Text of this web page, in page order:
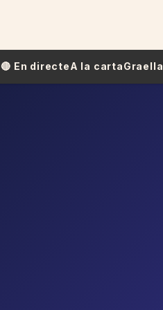
🔴​​ En directeA la cartaGraella